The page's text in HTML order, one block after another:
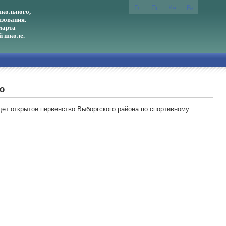
школе.
открытое первенство Выборгского района по спортивному